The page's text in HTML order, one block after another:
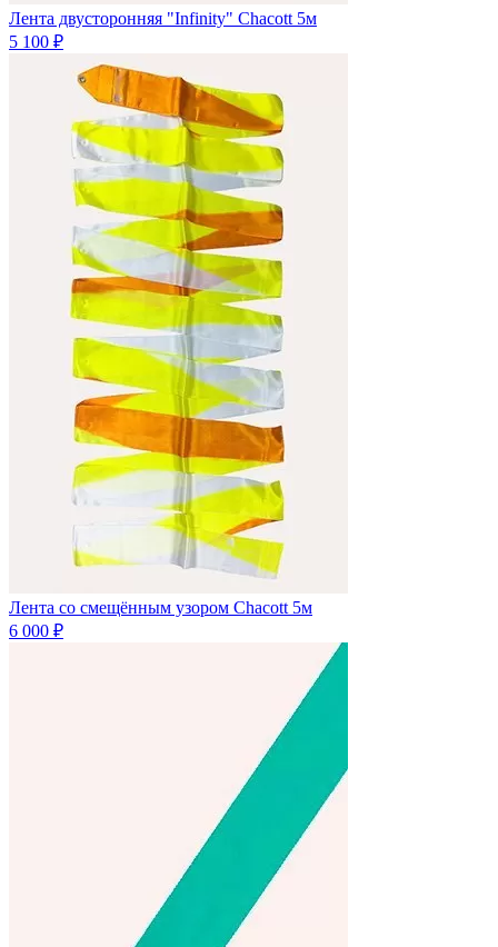
Лента двусторонняя "Infinity" Chacott 5м
5 100 ₽
Лента со смещённым узором Chacott 5м
6 000 ₽